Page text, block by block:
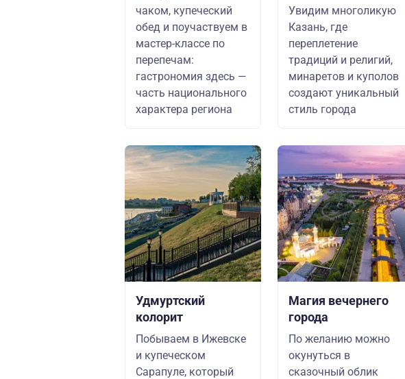
чаком, купеческий
обед и поучаствуем в
мастер-классе по
перепечам:
гастрономия здесь —
часть национального
характера региона
Удмуртский
колорит
Побываем в Ижевске
и купеческом
Сарапуле, который
Увидим многоликую
Казань, где
переплетение
традиций и религий,
минаретов и куполов
создают уникальный
стиль города
Магия вечернего
города
По желанию можно
окунуться в
сказочный облик